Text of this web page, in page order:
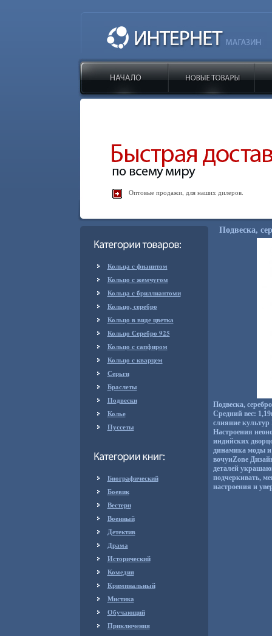
Оптовые продажи, для наших дилеров.
Кольца с фианитом
Кольцо с жемчугом
Кольца с бриллиантоми
Кольцо, серебро
Кольцо в виде цветка
Кольцо Серебро 925
Кольцо с сапфиром
Кольцо с кварцем
Серьги
Браслеты
Подвески
Колье
Пуссеты
Биографический
Боевик
Вестерн
Военный
Детектив
Драма
Исторический
Комедия
Криминальный
Мистика
Обучающий
Приключения
Подвеска,
Подвеска,
Средний вес:
слияние культур
Настроения
индийских
динамика моды и
вочуиZone
деталей
подчеркивать,
настроения и